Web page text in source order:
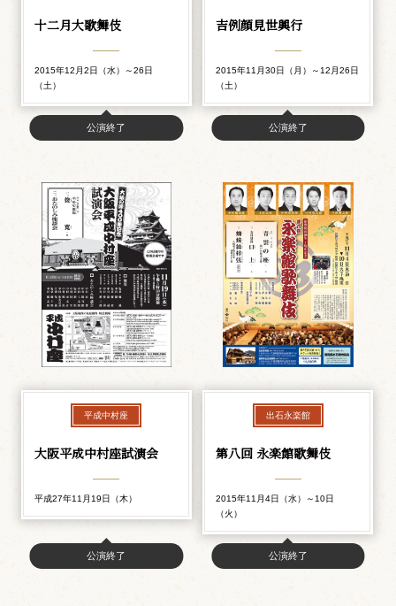
十二月大歌舞伎
2015年12月2日（水）～26日
（土）
公演終了
吉例顔見世興行
2015年11月30日（月）～12月26日
（土）
公演終了
平成中村座
大阪平成中村座試演会
平成27年11月19日（木）
公演終了
出石永楽館
第八回 永楽館歌舞伎
2015年11月4日（水）～10日
（火）
公演終了